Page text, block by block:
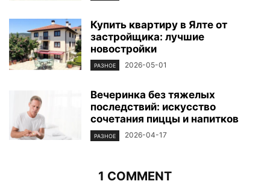
Купить квартиру в Ялте от
застройщика: лучшие
новостройки
РАЗНОЕ 2026-05-01
Вечеринка без тяжелых
последствий: искусство
сочетания пиццы и напитков
РАЗНОЕ 2026-04-17
1 COMMENT